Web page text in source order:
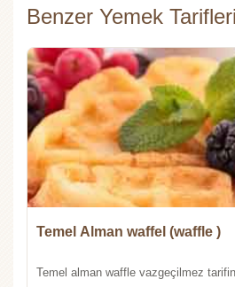
Benzer Yemek Tarifleri
Temel Alman waffel (waffle )
Temel alman waffle vazgeçilmez